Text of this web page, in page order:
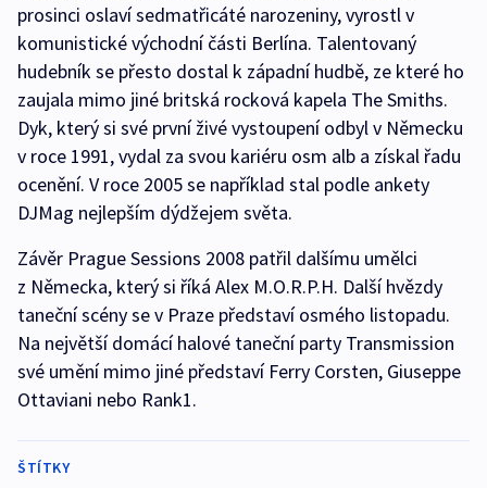
prosinci oslaví sedmatřicáté narozeniny, vyrostl v
komunistické východní části Berlína. Talentovaný
hudebník se přesto dostal k západní hudbě, ze které ho
zaujala mimo jiné britská rocková kapela The Smiths.
Dyk, který si své první živé vystoupení odbyl v Německu
v roce 1991, vydal za svou kariéru osm alb a získal řadu
ocenění. V roce 2005 se například stal podle ankety
DJMag nejlepším dýdžejem světa.
Závěr Prague Sessions 2008 patřil dalšímu umělci
z Německa, který si říká Alex M.O.R.P.H. Další hvězdy
taneční scény se v Praze představí osmého listopadu.
Na největší domácí halové taneční party Transmission
své umění mimo jiné představí Ferry Corsten, Giuseppe
Ottaviani nebo Rank1.
ŠTÍTKY